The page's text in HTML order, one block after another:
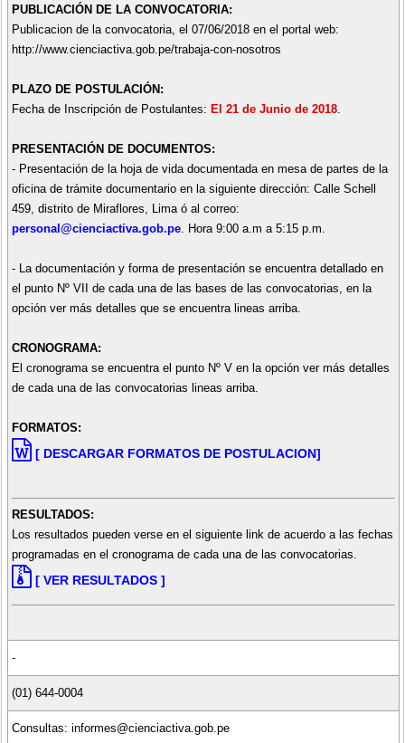
PUBLICACIÓN DE LA CONVOCATORIA:
Publicacion de la convocatoria, el 07/06/2018 en el portal web:
http://www.cienciactiva.gob.pe/trabaja-con-nosotros
PLAZO DE POSTULACIÓN:
Fecha de Inscripción de Postulantes: El 21 de Junio de 2018.
PRESENTACIÓN DE DOCUMENTOS:
- Presentación de la hoja de vida documentada en mesa de partes de la
oficina de trámite documentario en la siguiente dirección: Calle Schell
459, distrito de Miraflores, Lima ó al correo:
personal@cienciactiva.gob.pe. Hora 9:00 a.m a 5:15 p.m.
- La documentación y forma de presentación se encuentra detallado en
el punto Nº VII de cada una de las bases de las convocatorias, en la
opción ver más detalles que se encuentra lineas arriba.
CRONOGRAMA:
El cronograma se encuentra el punto Nº V en la opción ver más detalles
de cada una de las convocatorias lineas arriba.
FORMATOS:
[ DESCARGAR FORMATOS DE POSTULACION]
RESULTADOS:
Los resultados pueden verse en el siguiente link de acuerdo a las fechas
programadas en el cronograma de cada una de las convocatorias.
[ VER RESULTADOS ]
-
(01) 644-0004
Consultas: informes@cienciactiva.gob.pe